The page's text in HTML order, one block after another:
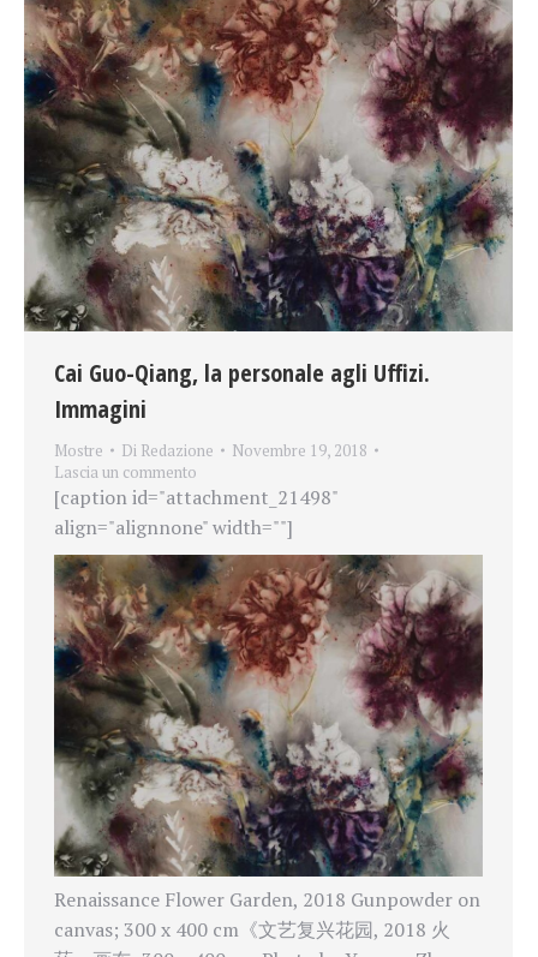
Cai Guo-Qiang, la personale agli Uffizi.
Immagini
Mostre Di Redazione
Novembre 19, 2018
Lascia un commento
[caption id="attachment_21498"
align="alignnone" width=""]
Renaissance Flower Garden, 2018 Gunpowder on
canvas; 300 x 400 cm《文艺复兴花园, 2018 火